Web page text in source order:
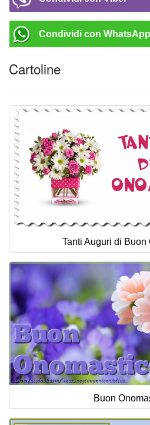
Condividi con WhatsApp
Cartoline
Tanti Auguri di Buon
Buon